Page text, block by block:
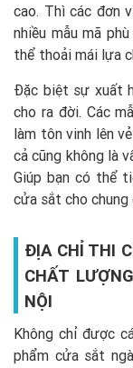
cao. Thì các đơn
nhiều mẫu mã
thể thoải mái lựa
Đặc biệt sự xuất
cho ra đời. Các
làm tôn vinh lên
cả cũng không là
Giúp bạn có thể
cửa sắt cho chung
ĐỊA CHỈ THI
CHẤT
NỘI
Không chỉ được
phẩm cửa sắt